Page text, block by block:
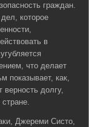
граждан.
которое
в
что делает
показывает, как,
верность долгу,
Джереми Систо,